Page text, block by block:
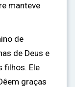
manteve
de
de Deus e
filhos. Ele
graças